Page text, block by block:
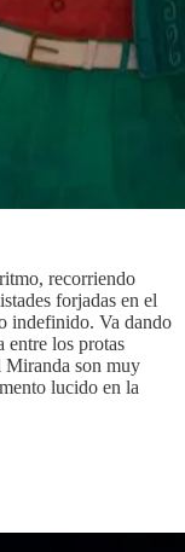
recorriendo
forjadas en el
indefinido. Va dando
entre los protas
Miranda son muy
lucido en la